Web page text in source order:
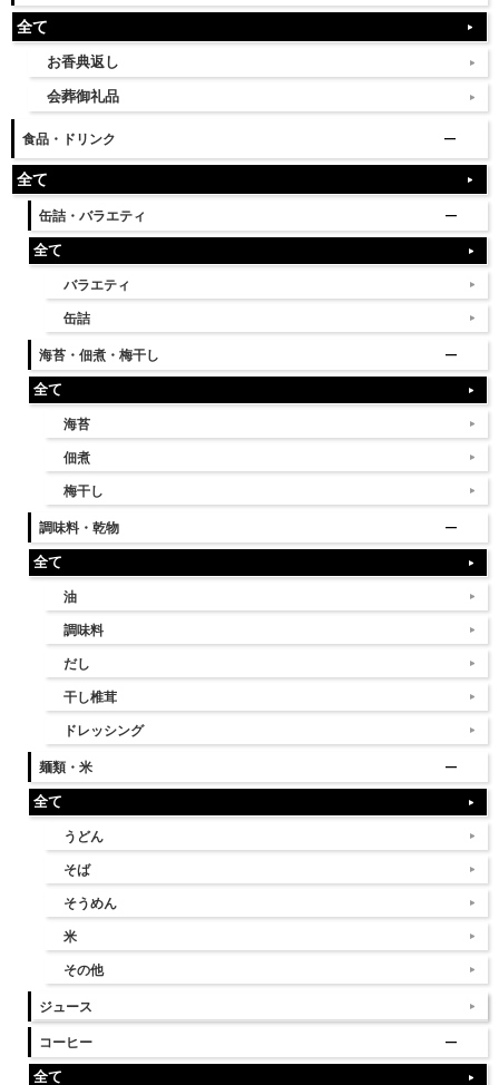
全て
お香典返し
会葬御礼品
食品・ドリンク
全て
缶詰・バラエティ
全て
バラエティ
缶詰
海苔・佃煮・梅干し
全て
海苔
佃煮
梅干し
調味料・乾物
全て
油
調味料
だし
干し椎茸
ドレッシング
麺類・米
全て
うどん
そば
そうめん
米
その他
ジュース
コーヒー
全て